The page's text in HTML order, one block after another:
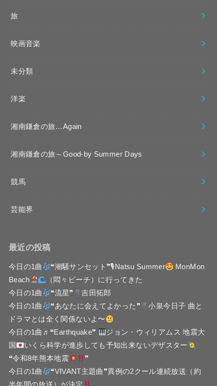
旅
映画音楽
未分類
洋楽
湘南鎌倉の旅…Again
湘南鎌倉の旅～Good-by Summer Days
競馬
芸能界
最近の投稿
今日の1曲 ❝潮騒サンセット❞🎙Natsu Summer
MonMon
Beach
（悶々ビーチ）に行ってきた
今日の1曲
❝流星❞
吉田拓郎
今日の1曲
❝あなたに会えてよかった❞
小泉今日子 曲と
ドラマとは全く関係ないよ〜
今日の1曲♬❝Earthquake❞
ジョン・ウィリアムス 地震大
国
いくら科学が進歩しても予知出来ないデザスター
❝令和8年熊本地震
❞
今日の1曲
❝VIVANT主題曲❞異例の2クール連続放送（約